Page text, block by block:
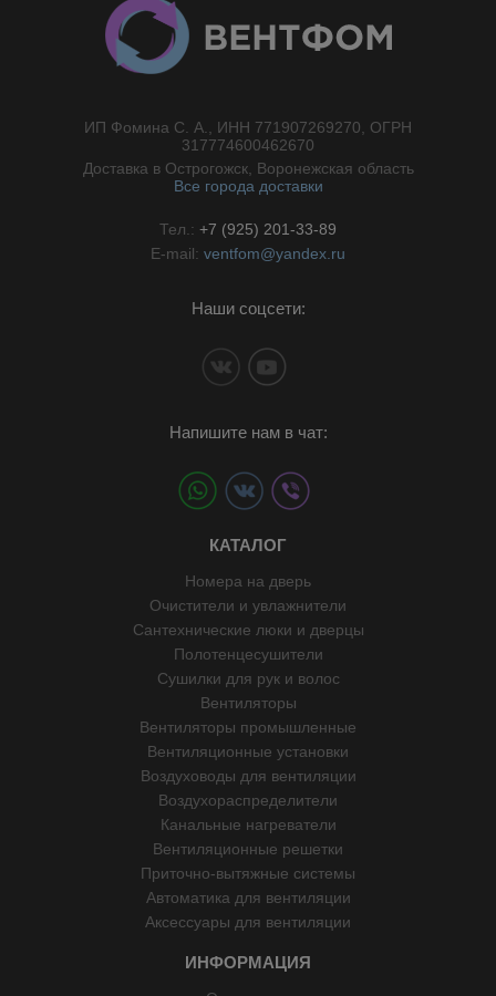
ИП Фомина С. А., ИНН 771907269270, ОГРН
317774600462670
Доставка в Острогожск, Воронежская область
Все города доставки
Тел.: +7 (925) 201-33-89
E-mail: ventfom@yandex.ru
Наши соцсети:
Напишите нам в чат:
КАТАЛОГ
Номера на дверь
Очистители и увлажнители
Сантехнические люки и дверцы
Полотенцесушители
Сушилки для рук и волос
Вентиляторы
Вентиляторы промышленные
Вентиляционные установки
Воздуховоды для вентиляции
Воздухораспределители
Канальные нагреватели
Вентиляционные решетки
Приточно-вытяжные системы
Автоматика для вентиляции
Аксессуары для вентиляции
ИНФОРМАЦИЯ